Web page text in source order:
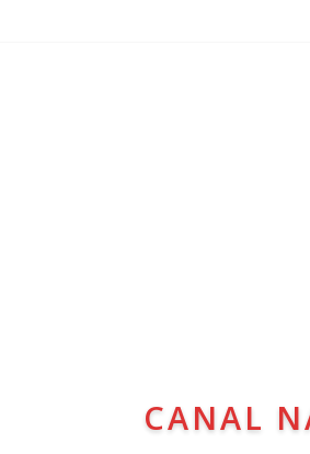
CANAL